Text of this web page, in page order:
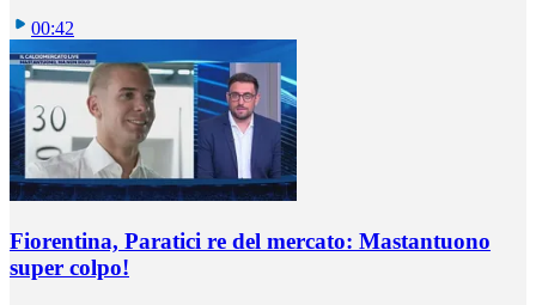
00:42
Fiorentina, Paratici re del mercato: Mastantuono
super colpo!